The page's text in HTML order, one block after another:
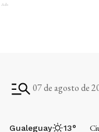
Ads
07 de agosto de
Gualeguay 13°